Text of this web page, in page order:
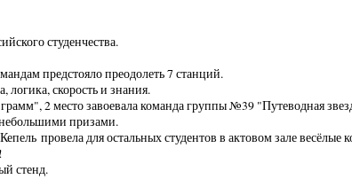
студенчества.
предстояло преодолеть 7 станций.
логика, скорость и знания.
2 место завоевала команда группы №39 "Путеводная
призами.
провела для остальных студентов в актовом зале весёлые
стенд.